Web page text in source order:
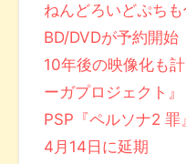
ねんどろいどぷちも
BD/DVDが予約開始
10年後の映像化も
ーガプロジェクト』
PSP『ペルソナ2
4月14日に延期